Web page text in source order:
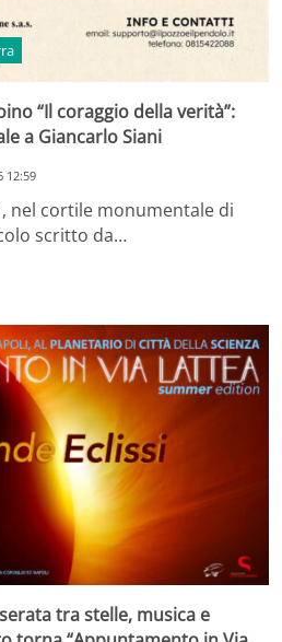
“Il coraggio della verità”:
a Giancarlo Siani
12:59
nel cortile monumentale di
scritto da…
tra stelle, musica e